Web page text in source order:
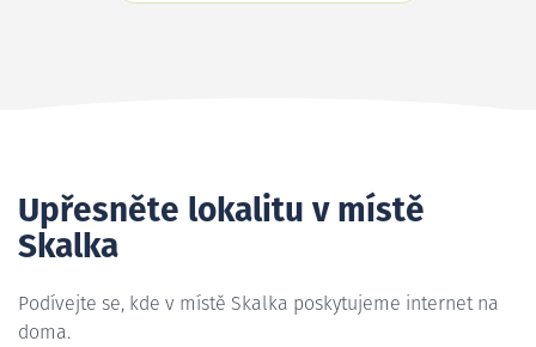
Upřesněte lokalitu v místě
Skalka
Podívejte se, kde v místě Skalka poskytujeme internet na
doma.